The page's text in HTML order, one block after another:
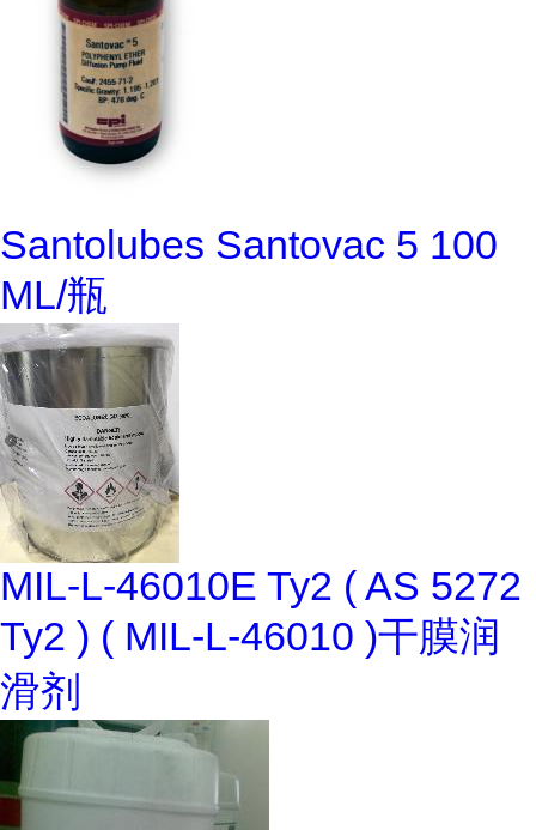
Santolubes Santovac 5 100
ML/瓶
MIL-L-46010E Ty2 ( AS 5272
Ty2 ) ( MIL-L-46010 )干膜润
滑剂